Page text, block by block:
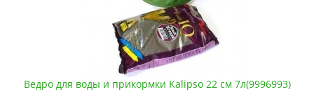
Ведро для воды и прикормки Kalipso 22 см 7л(9996993)